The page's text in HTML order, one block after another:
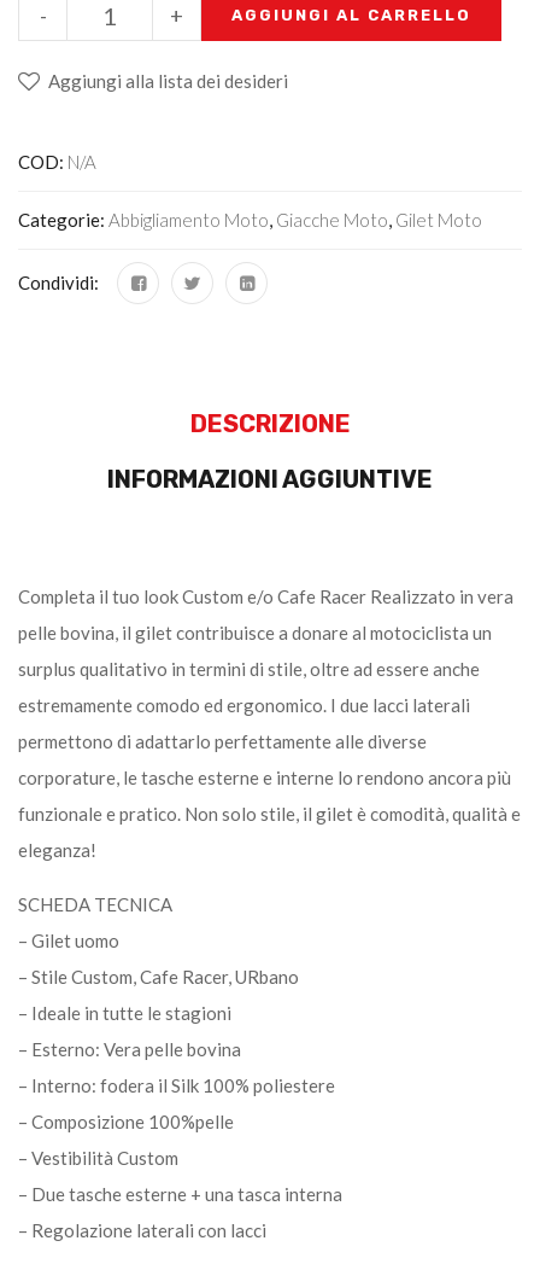
+
- AGGIUNGI AL CARRELLO
Aggiungi alla lista dei desideri
COD: N/A
Categorie: Abbigliamento Moto, Giacche Moto, Gilet Moto
Condividi:
DESCRIZIONE
INFORMAZIONI AGGIUNTIVE
Completa il tuo look Custom e/o Cafe Racer Realizzato in vera
pelle bovina, il gilet contribuisce a donare al motociclista un
surplus qualitativo in termini di stile, oltre ad essere anche
estremamente comodo ed ergonomico. I due lacci laterali
permettono di adattarlo perfettamente alle diverse
corporature, le tasche esterne e interne lo rendono ancora più
funzionale e pratico. Non solo stile, il gilet è comodità, qualità e
eleganza!
SCHEDA TECNICA
– Gilet uomo
– Stile Custom, Cafe Racer, URbano
– Ideale in tutte le stagioni
– Esterno: Vera pelle bovina
– Interno: fodera il Silk 100% poliestere
– Composizione 100%pelle
– Vestibilità Custom
– Due tasche esterne + una tasca interna
– Regolazione laterali con lacci